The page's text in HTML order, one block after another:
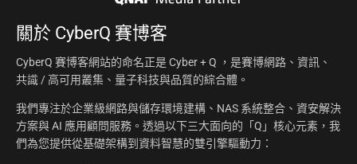
關於 CyberQ 賽博客
CyberQ 賽博客網站的命名正是 Cyber + Q ，是賽博網路、資訊、
共識 / 高可用叢集、量子科技與品質的綜合體。
我們專注於企業級網路與儲存環境建構、NAS 系統整合、資安解決
方案與 AI 應用顧問服務。透過以下三大面向的「Q」核心元素，我
們為您提供從基礎架構到資料智慧的雙引擎驅動力：